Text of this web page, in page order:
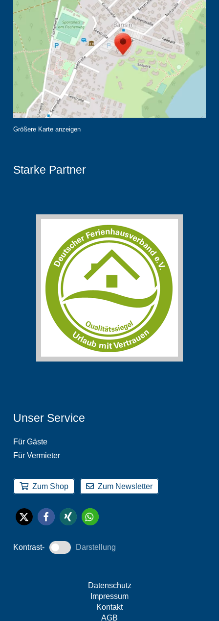
Größere Karte anzeigen
Starke Partner
Unser Service
Für Gäste
Für Vermieter
Zum Shop Zum Newsletter
Kontrast- Darstellung
Datenschutz
Impressum
Kontakt
AGB